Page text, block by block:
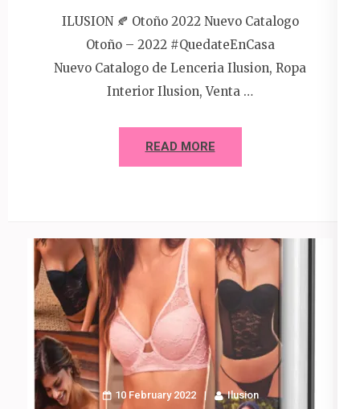
ILUSION 🍂 Otoño 2022 Nuevo Catalogo
Otoño – 2022 #QuedateEnCasa
Nuevo Catalogo de Lenceria Ilusion, Ropa
Interior Ilusion, Venta …
READ MORE
10 February 2022 Ilusion